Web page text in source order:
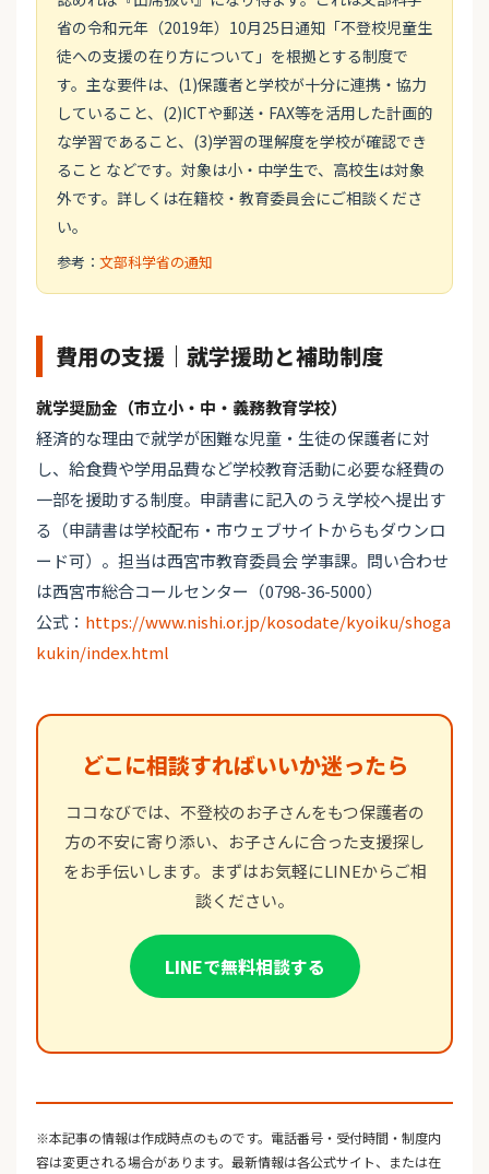
省の令和元年（2019年）10月25日通知「不登校児童生
徒への支援の在り方について」を根拠とする制度で
す。主な要件は、(1)保護者と学校が十分に連携・協力
していること、(2)ICTや郵送・FAX等を活用した計画的
な学習であること、(3)学習の理解度を学校が確認でき
ること などです。対象は小・中学生で、高校生は対象
外です。詳しくは在籍校・教育委員会にご相談くださ
い。
参考： 文部科学省の通知
費用の支援｜就学援助と補助制度
就学奨励金（市立小・中・義務教育学校）
経済的な理由で就学が困難な児童・生徒の保護者に対
し、給食費や学用品費など学校教育活動に必要な経費の
一部を援助する制度。申請書に記入のうえ学校へ提出す
る（申請書は学校配布・市ウェブサイトからもダウンロ
ード可）。担当は西宮市教育委員会 学事課。問い合わせ
は西宮市総合コールセンター（0798-36-5000）
公式： https://www.nishi.or.jp/kosodate/kyoiku/shoga
kukin/index.html
どこに相談すればいいか迷ったら
ココなびでは、不登校のお子さんをもつ保護者の
方の不安に寄り添い、お子さんに合った支援探し
をお手伝いします。まずはお気軽にLINEからご相
談ください。
LINEで無料相談する
※本記事の情報は作成時点のものです。電話番号・受付時間・制度内
容は変更される場合があります。最新情報は各公式サイト、または在